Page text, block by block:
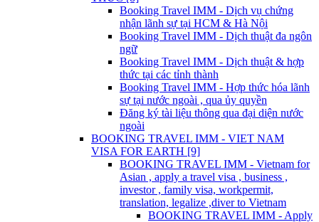
Booking Travel IMM - Dịch vụ chứng
nhận lãnh sự tại HCM & Hà Nội
Booking Travel IMM - Dịch thuật đa ngôn
ngữ
Booking Travel IMM - Dịch thuật & hợp
thức tại các tỉnh thành
Booking Travel IMM - Hợp thức hóa lãnh
sự tại nước ngoài , qua ủy quyền
Đăng ký tài liệu thông qua đại diện nước
ngoài
BOOKING TRAVEL IMM - VIET NAM
VISA FOR EARTH [9]
BOOKING TRAVEL IMM - Vietnam for
Asian , apply a travel visa , business ,
investor , family visa, workpermit,
translation, legalize ,diver to Vietnam
BOOKING TRAVEL IMM - Apply